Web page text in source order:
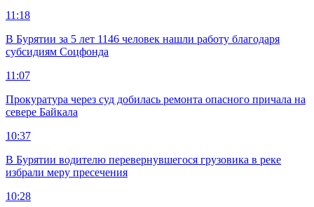
11:18
В Бурятии за 5 лет 1146 человек нашли работу благодаря
субсидиям Соцфонда
11:07
Прокуратура через суд добилась ремонта опасного причала на
севере Байкала
10:37
В Бурятии водителю перевернувшегося грузовика в реке
избрали меру пресечения
10:28